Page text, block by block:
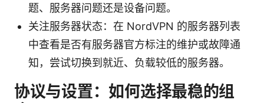
题、服务器问题还是设备问题。
关注服务器状态：在 NordVPN 的服务器列表
中查看是否有服务器官方标注的维护或故障通
知，尝试切换到就近、负载较低的服务器。
协议与设置：如何选择最稳的组